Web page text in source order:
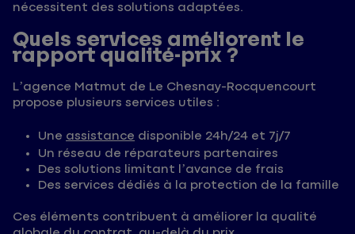
nécessitent des solutions adaptées.
Quels services améliorent le
rapport qualité-prix ?
L’agence Matmut de Le Chesnay-Rocquencourt
propose plusieurs services utiles :
Une assistance disponible 24h/24 et 7j/7
Un réseau de réparateurs partenaires
Des solutions limitant l’avance de frais
Des services dédiés à la protection de la famille
Ces éléments contribuent à améliorer la qualité